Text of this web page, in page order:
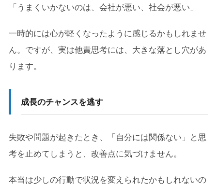
「うまくいかないのは、会社が悪い、社会が悪い」
一時的には心が軽くなったように感じるかもしれませ
ん。ですが、実は他責思考には、大きな落とし穴があ
ります。
成長のチャンスを逃す
失敗や問題が起きたとき、「自分には関係ない」と思
考を止めてしまうと、改善点に気づけません。
本当は少しの行動で状況を変えられたかもしれないの